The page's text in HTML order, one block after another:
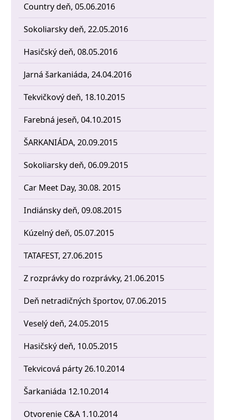
Country deň, 05.06.2016
Sokoliarsky deň, 22.05.2016
Hasičský deň, 08.05.2016
Jarná šarkaniáda, 24.04.2016
Tekvičkový deň, 18.10.2015
Farebná jeseň, 04.10.2015
ŠARKANIÁDA, 20.09.2015
Sokoliarsky deň, 06.09.2015
Car Meet Day, 30.08. 2015
Indiánsky deň, 09.08.2015
Kúzelný deň, 05.07.2015
TATAFEST, 27.06.2015
Z rozprávky do rozprávky, 21.06.2015
Deň netradičných športov, 07.06.2015
Veselý deň, 24.05.2015
Hasičský deň, 10.05.2015
Tekvicová párty 26.10.2014
Šarkaniáda 12.10.2014
Otvorenie C&A 1.10.2014